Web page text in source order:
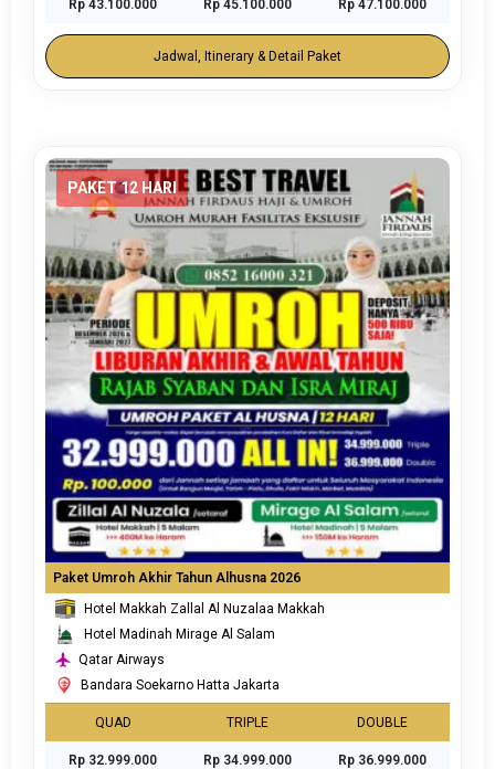
Rp 43.100.000 Rp 45.100.000 Rp 47.100.000
Jadwal, Itinerary & Detail Paket
PAKET 12 HARI
Paket Umroh Akhir Tahun Alhusna 2026
Hotel Makkah Zallal Al Nuzalaa Makkah
Hotel Madinah Mirage Al Salam
Qatar Airways
Bandara Soekarno Hatta Jakarta
QUAD TRIPLE DOUBLE
Rp 32.999.000 Rp 34.999.000 Rp 36.999.000